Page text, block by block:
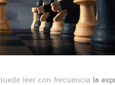
leer con frecuencia la